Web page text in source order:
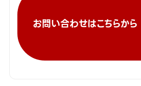
お問い合わせはこちらから